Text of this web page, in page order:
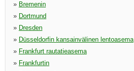
» Bremenin
» Dortmund
» Dresden
» Düsseldorfin kansainvälinen lentoasema
» Frankfurt rautatieasema
» Frankfurtin